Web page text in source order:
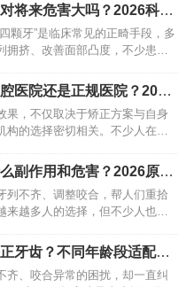
类型、牙齿畸形程度、年龄及牙
在4…
将来危害大吗？2026科学
颗牙”是临床常见的正畸手段，多
拥挤、改善面部凸度，不少患者
在专业医生评估与规范操作下，
…
医院还是正规医院？2026
果，不仅取决于矫正方案与自身
构的选择密切相关。不少人在矫
各有优势，适配不同需求与场
分，核心在…
副作用和危害？2026原创
列不齐、调整咬合，帮人们重拾
来越多人的选择，但不少人也会
多是短期、可缓解的正常反应，
不规…
牙齿？不同年龄段适配指
）
齐、咬合异常的困扰，却一直纠